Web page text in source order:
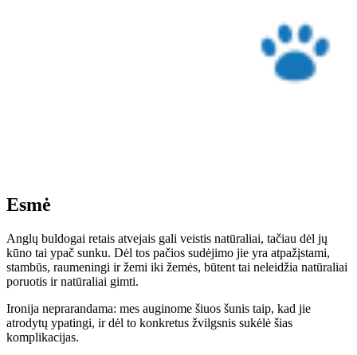
Esmė
Anglų buldogai retais atvejais gali veistis natūraliai, tačiau dėl jų
kūno tai ypač sunku. Dėl tos pačios sudėjimo jie yra atpažįstami,
stambūs, raumeningi ir žemi iki žemės, būtent tai neleidžia natūraliai
poruotis ir natūraliai gimti.
Ironija neprarandama: mes auginome šiuos šunis taip, kad jie
atrodytų ypatingi, ir dėl to konkretus žvilgsnis sukėlė šias
komplikacijas.